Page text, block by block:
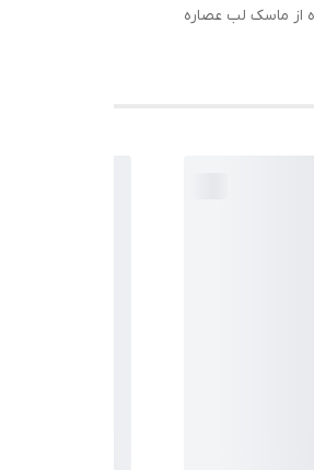
از ماسک لب عصاره